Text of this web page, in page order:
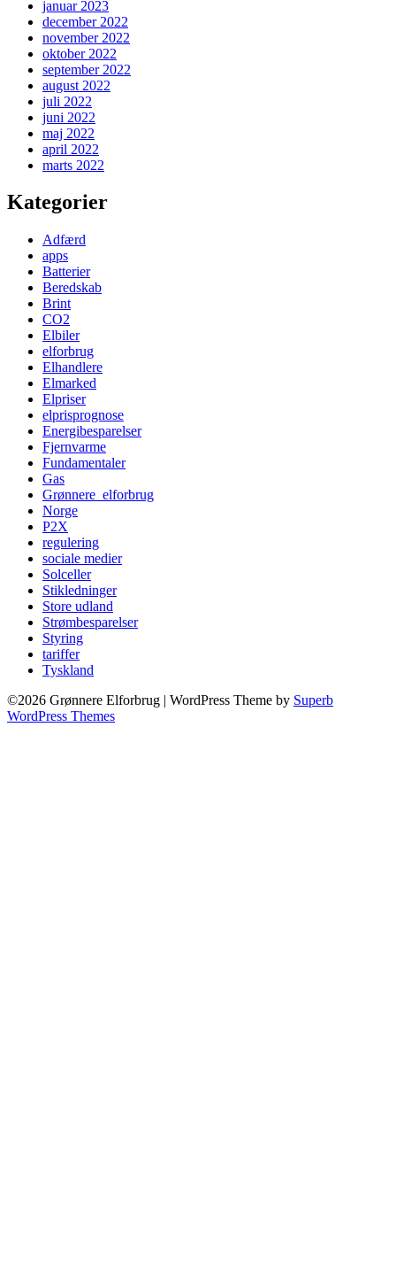
januar 2023
december 2022
november 2022
oktober 2022
september 2022
august 2022
juli 2022
juni 2022
maj 2022
april 2022
marts 2022
Kategorier
Adfærd
apps
Batterier
Beredskab
Brint
CO2
Elbiler
elforbrug
Elhandlere
Elmarked
Elpriser
elprisprognose
Energibesparelser
Fjernvarme
Fundamentaler
Gas
Grønnere_elforbrug
Norge
P2X
regulering
sociale medier
Solceller
Stikledninger
Store udland
Strømbesparelser
Styring
tariffer
Tyskland
©2026 Grønnere Elforbrug | WordPress Theme by Superb
WordPress Themes